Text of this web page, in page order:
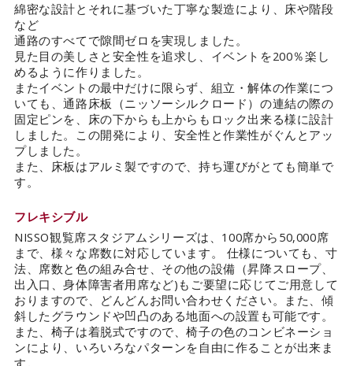
綿密な設計とそれに基づいた丁寧な製造により、床や階段
など
通路のすべてで隙間ゼロを実現しました。
見た目の美しさと安全性を追求し、イベントを200％楽し
めるように作りました。
またイベントの最中だけに限らず、組立・解体の作業につ
いても、通路床板（ニッソーシルクロード）の連結の際の
固定ピンを、床の下からも上からもロック出来る様に設計
しました。この開発により、安全性と作業性がぐんとアッ
プしました。
また、床板はアルミ製ですので、持ち運びがとても簡単で
す。
フレキシブル
NISSO観覧席スタジアムシリーズは、100席から50,000席
まで、様々な席数に対応しています。 仕様についても、寸
法、席数と色の組み合せ、その他の設備（昇降スロープ、
出入口、身体障害者用席など)もご要望に応じてご用意して
おりますので、どんどんお問い合わせください。また、傾
斜したグラウンドや凹凸のある地面への設置も可能です。
また、椅子は着脱式ですので、椅子の色のコンビネーショ
ンにより、いろいろなパターンを自由に作ることが出来ま